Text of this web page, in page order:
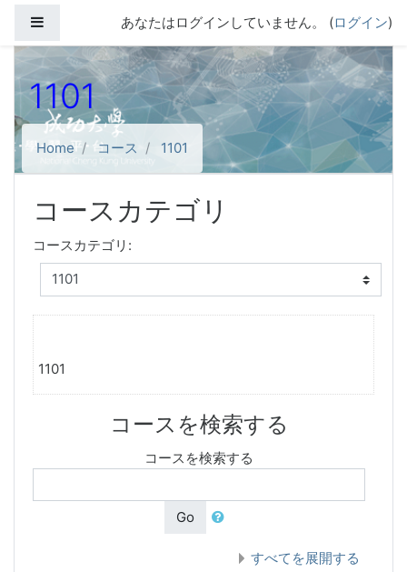
サイドパネルあなたはログインしていません。 (ログイン)
1101
Home コース 1101
コースカテゴリ
コースカテゴリ:
1101
コースを検索する
コースを検索する
Go
すべてを展開する